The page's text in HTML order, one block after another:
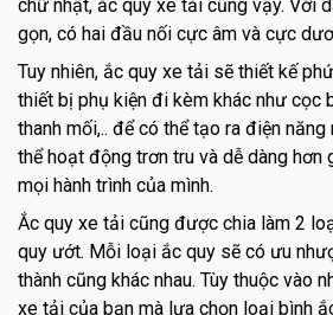
chữ nhật, ắc quy xe tải cũng vậy. Với
gọn, có hai đầu nối cực âm và cực
Tuy nhiên, ắc quy xe tải sẽ thiết kế
thiết bị phụ kiện đi kèm khác như cọc
thanh mối,.. để có thể tạo ra điện
thể hoạt động trơn tru và dễ dàng hơn
mọi hành trình của mình.
Ắc quy xe tải cũng được chia làm 2
quy ướt. Mỗi loại ắc quy sẽ có ưu
thành cũng khác nhau. Tùy thuộc vào
xe tải của bạn mà lựa chọn loại bình